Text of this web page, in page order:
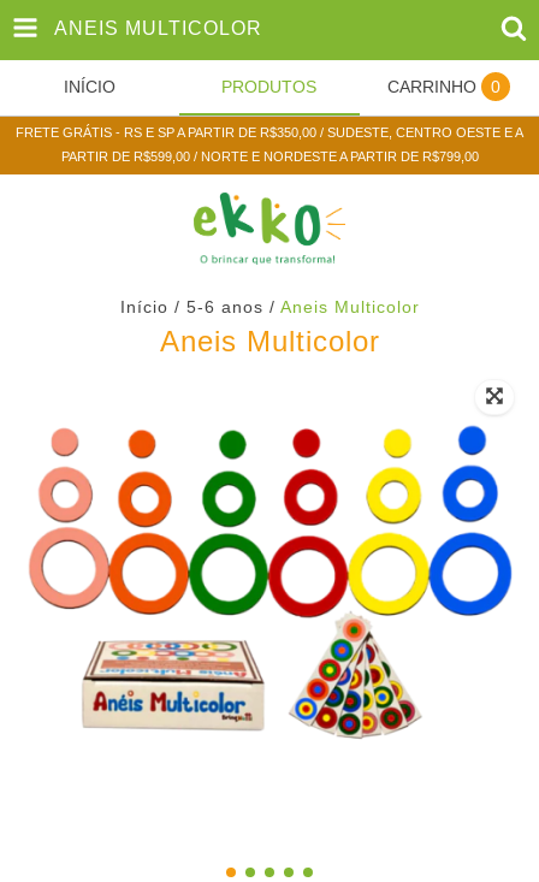
ANEIS MULTICOLOR
INÍCIO PRODUTOS CARRINHO 0
FRETE GRÁTIS - RS E SP A PARTIR DE R$350,00 / SUDESTE, CENTRO OESTE E A
PARTIR DE R$599,00 / NORTE E NORDESTE A PARTIR DE R$799,00
Início / 5-6 anos / Aneis Multicolor
Aneis Multicolor